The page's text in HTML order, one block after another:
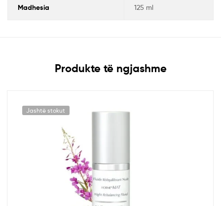
Madhesia 125 ml
Produkte të ngjashme
Jashtë stokut